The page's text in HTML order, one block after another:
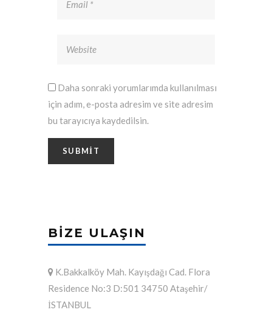
Daha sonraki yorumlarımda kullanılması
için adım, e-posta adresim ve site adresim
bu tarayıcıya kaydedilsin.
BIZE ULAŞIN
K.Bakkalköy Mah. Kayışdağı Cad. Flora
Residence No:3 D:501 34750 Ataşehir/
İSTANBUL